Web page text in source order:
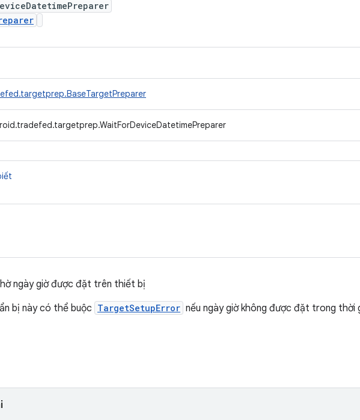
ngày giờ được đặt trên thiết bị
bị này có thể buộc TargetSetupError nếu ngày giờ không được đặt trong thời